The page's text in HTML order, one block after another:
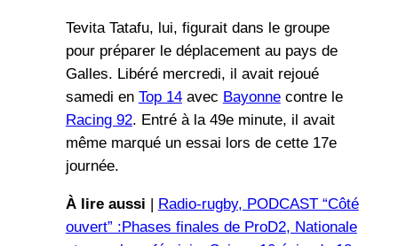
Tevita Tatafu, lui, figurait dans le groupe
pour préparer le déplacement au pays de
Galles. Libéré mercredi, il avait rejoué
samedi en Top 14avec Bayonnecontre le
Racing 92. Entré à la 49e minute, il avait
même marqué un essai lors de cette 17e
journée.
À lire aussi | Radio-rugby, PODCAST “Côté
ouvert” :Phases finales de ProD2, Nationale